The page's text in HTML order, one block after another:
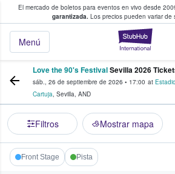
El mercado de boletos para eventos en vivo desde
garantizada. Los precios pueden variar de
Menú
fans compran y
Love the 90's FestivalSevilla 2026
sáb., 26 de septiembre de 2026 • 17:00 at
Cartuja, Sevilla, AND
Filtros Mostrar mapa
Front Stage Pista